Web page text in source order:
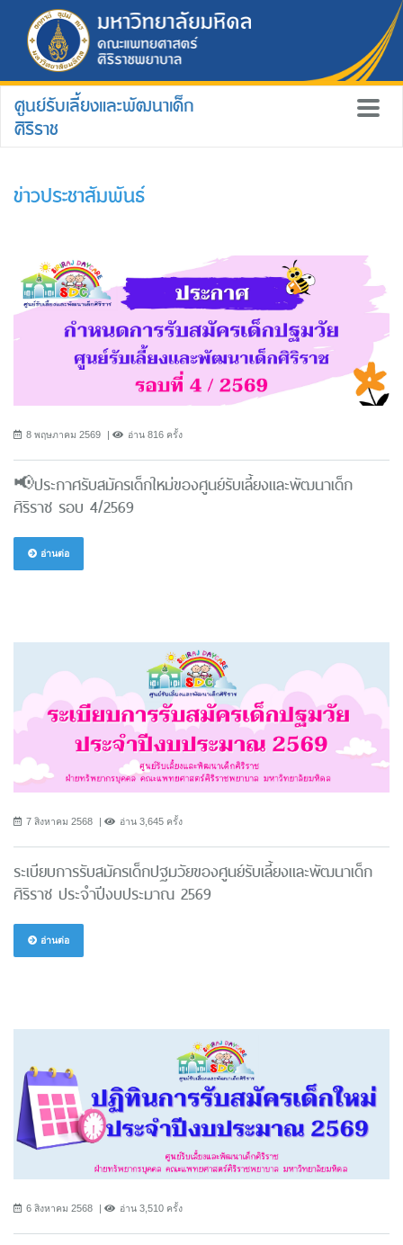
ศูนย์รับเลี้ยงและพัฒนาเด็ก
ศิริราช
ข่าวประชาสัมพันธ์
8 พฤษภาคม 2569 อ่าน 816 ครั้ง
📢ประกาศรับสมัครเด็กใหม่ของศูนย์รับเลี้ยงและพัฒนาเด็ก
ศิริราช รอบ 4/2569
อ่านต่อ
7 สิงหาคม 2568 อ่าน 3,645 ครั้ง
ระเบียบการรับสมัครเด็กปฐมวัยของศูนย์รับเลี้ยงและพัฒนาเด็ก
ศิริราช ประจำปีงบประมาณ 2569
อ่านต่อ
6 สิงหาคม 2568 อ่าน 3,510 ครั้ง